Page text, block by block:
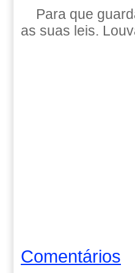
Para que
as suas leis.
Comentários